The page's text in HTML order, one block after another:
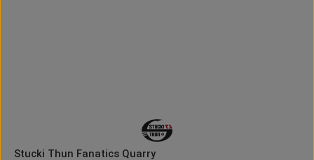
Stucki Thun Fanatics Quarry